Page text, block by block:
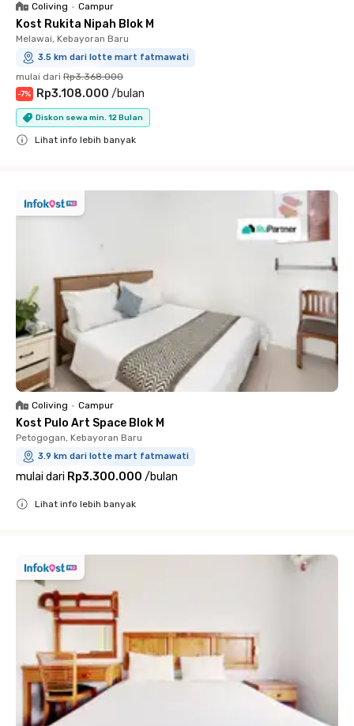
Coliving • Campur
Kost Rukita Nipah Blok M
Melawai, Kebayoran Baru
3.5 km dari lotte mart fatmawati
mulai dari Rp3.368.000
-7% Rp3.108.000 /bulan
Diskon sewa min. 12 Bulan
Lihat info lebih banyak
Coliving • Campur
Kost Pulo Art Space Blok M
Petogogan, Kebayoran Baru
3.9 km dari lotte mart fatmawati
mulai dari Rp3.300.000 /bulan
Lihat info lebih banyak